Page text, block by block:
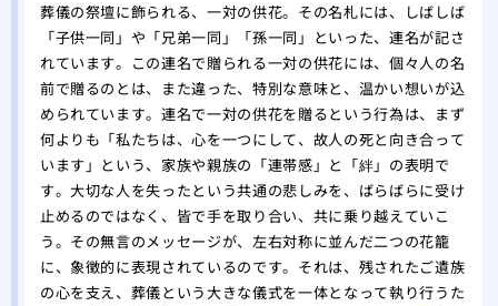
父
し
病
選び
世
特
葬儀の祭壇に飾られる、一対の供花。その名札には、しばしば
「子供一同」や「兄弟一同」「孫一同」といった、連名が記さ
れています。この連名で贈られる一対の供花には、個々人の名
前で贈るのとは、また違った、特別な意味と、温かい想いが込
められています。連名で一対の供花を贈るという行為は、まず
何よりも「私たちは、心を一つにして、故人の死と向き合って
います」という、家族や親族の「連帯感」と「絆」の表明で
す。大切な人を失ったという共通の悲しみを、ばらばらに受け
止めるのではなく、皆で手を取り合い、共に乗り越えていこ
う。その無言のメッセージが、左右対称に並んだ二つの花籠
に、象徴的に表現されているのです。それは、残されたご遺族
の心を支え、葬儀という大きな儀式を一体となって執り行うた